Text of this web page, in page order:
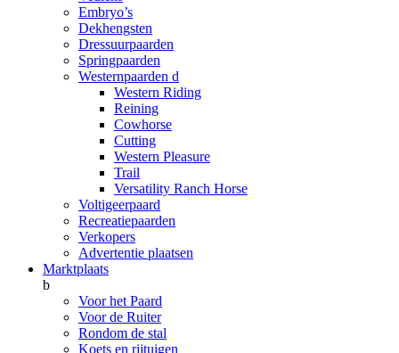
Embryo’s
Dekhengsten
Dressuurpaarden
Springpaarden
Westernpaarden d
Western Riding
Reining
Cowhorse
Cutting
Western Pleasure
Trail
Versatility Ranch Horse
Voltigeerpaard
Recreatiepaarden
Verkopers
Advertentie plaatsen
Marktplaats
b
Voor het Paard
Voor de Ruiter
Rondom de stal
Koets en rijtuigen